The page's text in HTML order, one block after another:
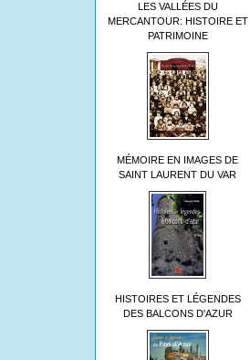
LES VALLÉES DU
MERCANTOUR: HISTOIRE ET
PATRIMOINE
MÉMOIRE EN IMAGES DE
SAINT LAURENT DU VAR
HISTOIRES ET LÉGENDES
DES BALCONS D'AZUR